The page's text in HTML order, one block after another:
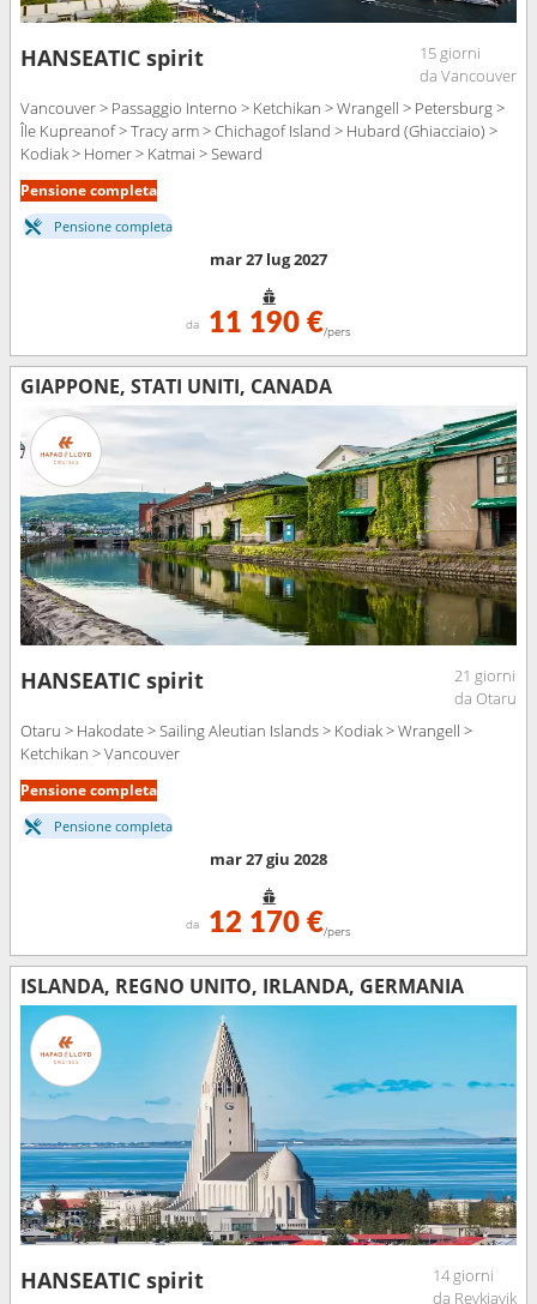
HANSEATIC spirit
15 giorni
da Vancouver
Vancouver > Passaggio Interno > Ketchikan > Wrangell > Petersburg >
Île Kupreanof > Tracy arm > Chichagof Island > Hubard (Ghiacciaio) >
Kodiak > Homer > Katmai > Seward
Pensione completa
Pensione completa
mar 27 lug 2027
da 11 190 €/pers
GIAPPONE, STATI UNITI, CANADA
HANSEATIC spirit
21 giorni
da Otaru
Otaru > Hakodate > Sailing Aleutian Islands > Kodiak > Wrangell >
Ketchikan > Vancouver
Pensione completa
Pensione completa
mar 27 giu 2028
da 12 170 €/pers
ISLANDA, REGNO UNITO, IRLANDA, GERMANIA
HANSEATIC spirit
14 giorni
da Reykjavik